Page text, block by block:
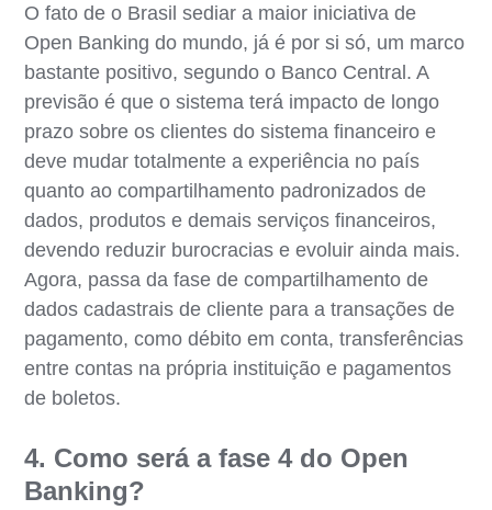
O fato de o Brasil sediar a maior iniciativa de
Open Banking do mundo, já é por si só, um marco
bastante positivo, segundo o Banco Central. A
previsão é que o sistema terá impacto de longo
prazo sobre os clientes do sistema financeiro e
deve mudar totalmente a experiência no país
quanto ao compartilhamento padronizados de
dados, produtos e demais serviços financeiros,
devendo reduzir burocracias e evoluir ainda mais.
Agora, passa da fase de compartilhamento de
dados cadastrais de cliente para a transações de
pagamento, como débito em conta, transferências
entre contas na própria instituição e pagamentos
de boletos.
4. Como será a fase 4 do Open
Banking?